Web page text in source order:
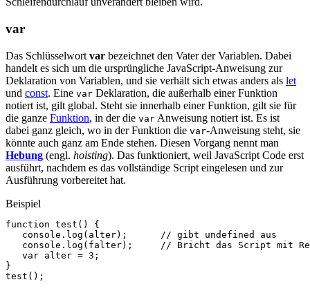
var
Das Schlüsselwort var bezeichnet den Vater der Variablen. Dabei
handelt es sich um die ursprüngliche JavaScript-Anweisung zur
Deklaration von Variablen, und sie verhält sich etwas anders als let
und const. Eine var Deklaration, die außerhalb einer Funktion
notiert ist, gilt global. Steht sie innerhalb einer Funktion, gilt sie für
die ganze Funktion, in der die var Anweisung notiert ist. Es ist
dabei ganz gleich, wo in der Funktion die var-Anweisung steht, sie
könnte auch ganz am Ende stehen. Diesen Vorgang nennt man
Hebung (engl. hoisting). Das funktioniert, weil JavaScript Code erst
ausführt, nachdem es das vollständige Script eingelesen und zur
Ausführung vorbereitet hat.
Beispiel
function test ()
{
console . log ( alter);
// gibt undefined aus
console . log ( falter);
// Bricht das Script mit
var alter = 3 ;
}
test ();